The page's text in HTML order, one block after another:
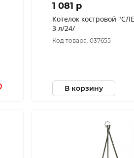
1 081 p
Котелок костровой
3 л/24/
Код товара: 037655
В корзину